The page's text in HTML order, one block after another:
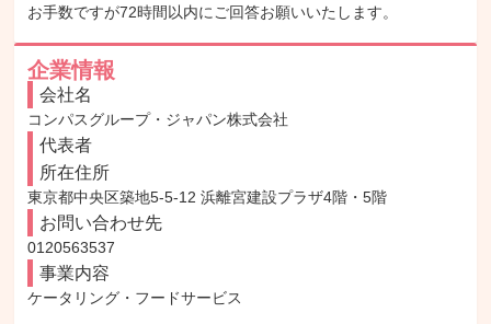
お手数ですが72時間以内にご回答お願いいたします。
企業情報
会社名
コンパスグループ・ジャパン株式会社
代表者
所在住所
東京都中央区築地5-5-12 浜離宮建設プラザ4階・5階
お問い合わせ先
0120563537
事業内容
ケータリング・フードサービス